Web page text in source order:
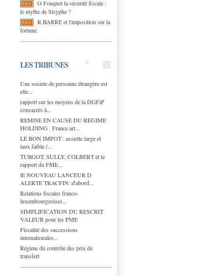
O Fouquet la sécurité fiscale :
le mythe de Sisyphe ?
R.BARRE et l'imposition sur la
fortune
LES TRIBUNES
Une societe de personne étrangère est
elle...
rapport sur les moyens de la DGFiP
consacrés à...
REMISE EN CAUSE DU REGIME
HOLDING . France art...
LE BON IMPOT : assiette large et
taux faible /...
TURGOT, SULLY, COLBERT et le
rapport du FMI(...
lE NOUVEAU LANCEUR D
ALERTE TRACFIN :d'abord...
Relations fiscales franco-
luxembourgeoises...
SIMPLIFICATION DU RESCRIT
VALEUR pour les PME
Fiscalité des successions
internationales...
Régime du contrôle des prix de
transfert